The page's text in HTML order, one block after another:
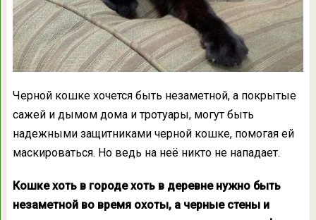
Черной кошке хочется быть незаметной, а покрытые
сажей и дымом дома и тротуары, могут быть
надежными защитниками черной кошке, помогая ей
маскироваться. Но ведь на неё никто не нападает.
Кошке хоть в городе хоть в деревне нужно быть
незаметной во время охоты, а черные стены и